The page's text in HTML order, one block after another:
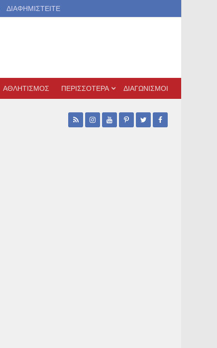
ΔΙΑΦΗΜΙΣΤΕΙΤΕ
ΑΘΛΗΤΙΣΜΟΣ ΠΕΡΙΣΣΟΤΕΡΑ ΔΙΑΓΩΝΙΣΜΟΙ